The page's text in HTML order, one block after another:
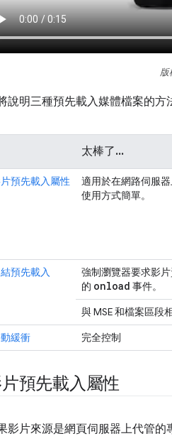
版
說明三種預先載入媒體檔案的方
太棒了...
預先載入屬性
適用於在網路伺服
使用方式簡單。
預先載入
強制瀏覽器要求影
的 onload 事件。
與 MSE 和檔案區段相
緩衝
完全控制
預先載入屬性
影片來源是網頁伺服器上代管的